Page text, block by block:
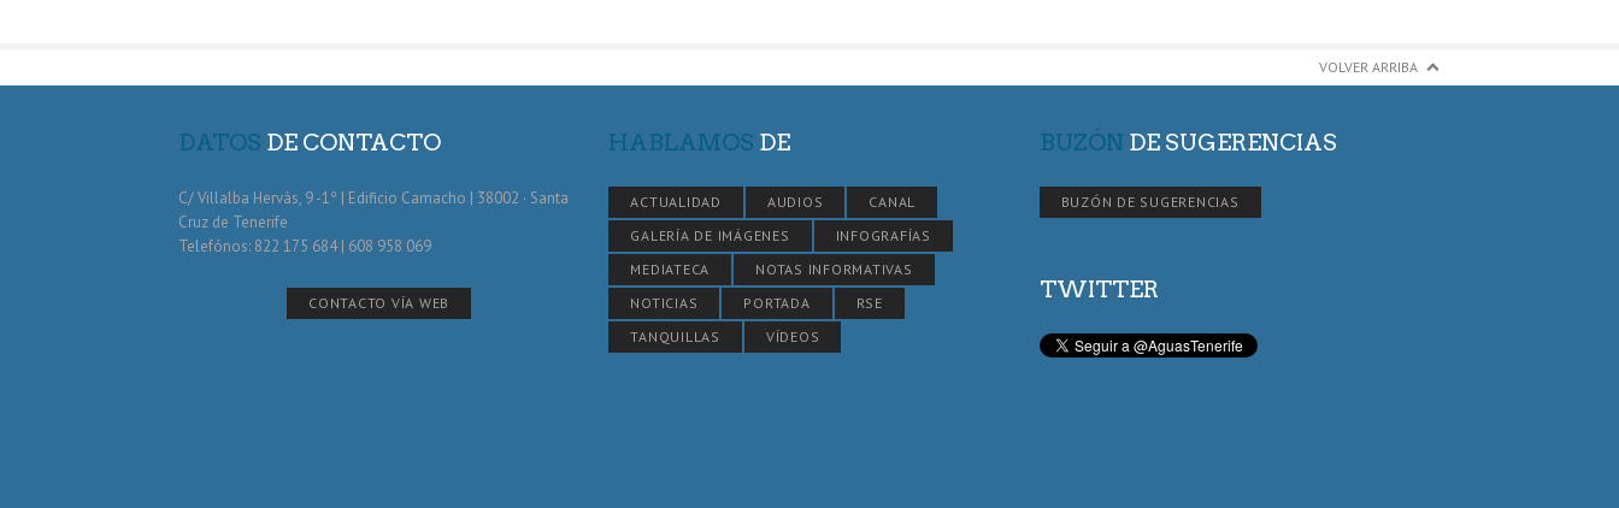
VOLVER ARRIBA
DATOS DE CONTACTO
C/ Villalba Hervás, 9 -1º | Edificio Camacho | 38002 · Santa
Cruz de Tenerife
Telefónos: 822 175 684 | 608 958 069
CONTACTO VÍA WEB
HABLAMOS DE
ACTUALIDAD AUDIOS
CANAL
GALERÍA DE IMÁGENES
INFOGRAFÍAS
MEDIATECA
NOTAS INFORMATIVAS
NOTICIAS
PORTADA
RSE
TANQUILLAS
VÍDEOS
BUZÓN DE SUGERENCIAS
BUZÓN DE SUGERENCIAS
TWITTER